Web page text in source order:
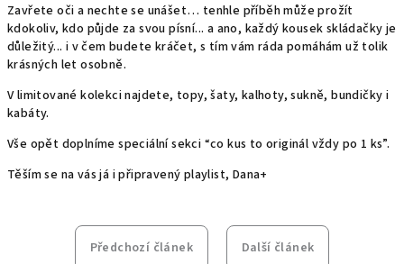
Zavřete oči a nechte se unášet… tenhle příběh může prožít
kdokoliv, kdo půjde za svou písní... a ano, každý kousek skládačky je
důležitý... i v čem budete kráčet, s tím vám ráda pomáhám už tolik
krásných let osobně.
V limitované kolekci najdete, topy, šaty, kalhoty, sukně, bundičky i
kabáty.
Vše opět doplníme speciální sekci “co kus to originál vždy po 1 ks”.
Těším se na vás já i připravený playlist, Dana+
Předchozí článek Další článek